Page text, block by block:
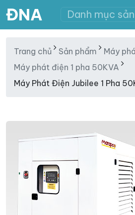
ĐNA Danh mục
Trang chủ Sản phẩm
Máy
Máy phát điện 1 pha 50KVA
Máy Phát Điện Jubilee 1 Pha